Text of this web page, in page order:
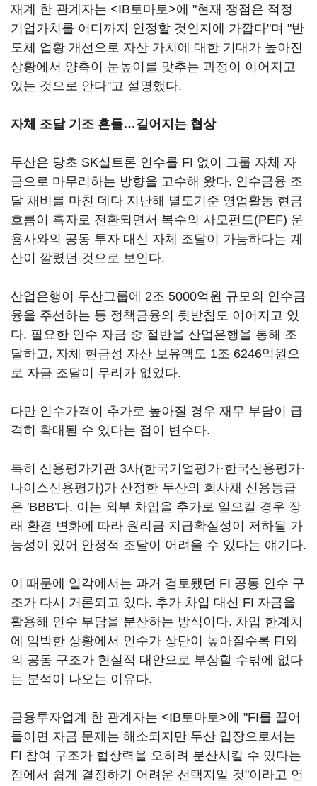
재계 한 관계자는 <IB토마토>에 "현재 쟁점은 적정
기업가치를 어디까지 인정할 것인지에 가깝다"며 "반
도체 업황 개선으로 자산 가치에 대한 기대가 높아진
상황에서 양측이 눈높이를 맞추는 과정이 이어지고
있는 것으로 안다"고 설명했다.
자체 조달 기조 흔들…길어지는 협상
두산은 당초 SK실트론 인수를 FI 없이 그룹 자체 자
금으로 마무리하는 방향을 고수해 왔다. 인수금융 조
달 채비를 마친 데다 지난해 별도기준 영업활동 현금
흐름이 흑자로 전환되면서 복수의 사모펀드(PEF) 운
용사와의 공동 투자 대신 자체 조달이 가능하다는 계
산이 깔렸던 것으로 보인다.
산업은행이 두산그룹에 2조 5000억원 규모의 인수금
융을 주선하는 등 정책금융의 뒷받침도 이어지고 있
다. 필요한 인수 자금 중 절반을 산업은행을 통해 조
달하고, 자체 현금성 자산 보유액도 1조 6246억원으
로 자금 조달이 무리가 없었다.
다만 인수가격이 추가로 높아질 경우 재무 부담이 급
격히 확대될 수 있다는 점이 변수다.
특히 신용평가기관 3사(한국기업평가·한국신용평가·
나이스신용평가)가 산정한 두산의 회사채 신용등급
은 'BBB'다. 이는 외부 차입을 추가로 일으킬 경우 장
래 환경 변화에 따라 원리금 지급확실성이 저하될 가
능성이 있어 안정적 조달이 어려울 수 있다는 얘기다.
이 때문에 일각에서는 과거 검토됐던 FI 공동 인수 구
조가 다시 거론되고 있다. 추가 차입 대신 FI 자금을
활용해 인수 부담을 분산하는 방식이다. 차입 한계치
에 임박한 상황에서 인수가 상단이 높아질수록 FI와
의 공동 구조가 현실적 대안으로 부상할 수밖에 없다
는 분석이 나오는 이유다.
금융투자업계 한 관계자는 <IB토마토>에 "FI를 끌어
들이면 자금 문제는 해소되지만 두산 입장으로서는
FI 참여 구조가 협상력을 오히려 분산시킬 수 있다는
점에서 쉽게 결정하기 어려운 선택지일 것"이라고 언